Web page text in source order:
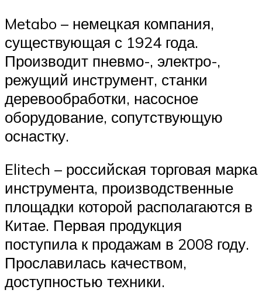
Metabo – немецкая компания,
существующая с 1924 года.
Производит пневмо-, электро-,
режущий инструмент, станки
деревообработки, насосное
оборудование, сопутствующую
оснастку.
Elitech – российская торговая марка
инструмента, производственные
площадки которой располагаются в
Китае. Первая продукция
поступила к продажам в 2008 году.
Прославилась качеством,
доступностью техники.